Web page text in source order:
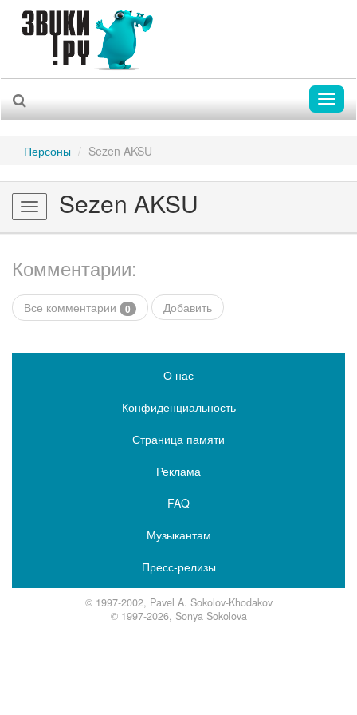
Персоны Sezen AKSU
Toggle
navigation
Sezen AKSU
Комментарии:
Все комментарии 0 Добавить
О нас
Конфиденциальность
Страница памяти
Реклама
FAQ
Музыкантам
Пресс-релизы
© 1997-2002, Pavel A. Sokolov-Khodakov
© 1997-2026, Sonya Sokolova